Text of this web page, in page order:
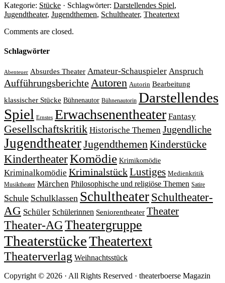
Kategorie: Stücke · Schlagwörter: Darstellendes Spiel,
Jugendtheater, Jugendthemen, Schultheater, Theatertext
Comments are closed.
Schlagwörter
Abenteuer Absurdes Theater Amateur-Schauspieler Anspruch
AufführungsberichteAutoren Autorin Bearbeitung
klassischer Stücke Bühnenautor Bühnenautorin Darstellendes
Spiel Ernstes Erwachsenentheater Fantasy
Gesellschaftskritik Historische Themen Jugendliche
JugendtheaterJugendthemenKinderstücke
KindertheaterKomödie Krimikomödie
Kriminalkomödie KriminalstückLustiges Medienkritik
Musiktheater Märchen Philosophische und religiöse Themen Satire
Schule Schulklassen Schultheater Schultheater-
AG Schüler Schülerinnen Seniorentheater Theater
Theater-AGTheatergruppe
TheaterstückeTheatertext
Theaterverlag Weihnachtsstück
Copyright © 2026 · All Rights Reserved · theaterboerse Magazin